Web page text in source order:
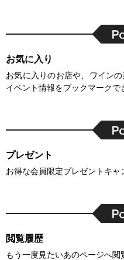
お気に入り
お気に入りのお店や、ワイン
イベント情報をブックマークで
プレゼント
お得な会員限定プレゼントキャ
閲覧履歴
もう一度見たいあのページへ閲